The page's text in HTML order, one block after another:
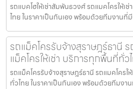
รถแบคโฮให้เช่าสัมพันธวงศ์ รถแมคโครให้เ
ไทย ในราคาเป็นกันเอง พร้อมด้วยทีมงานที่
รถแม็คโครรับจ้างสุราษฎร์ธานี
แม็คโครให้เช่า บริการทุกพื้นที่ทั่ว
รถแม็คโครรับจ้างสุราษฎร์ธานี รถแมคโครใ
ทั่วไทย ในราคาเป็นกันเอง พร้อมด้วยทีมงา